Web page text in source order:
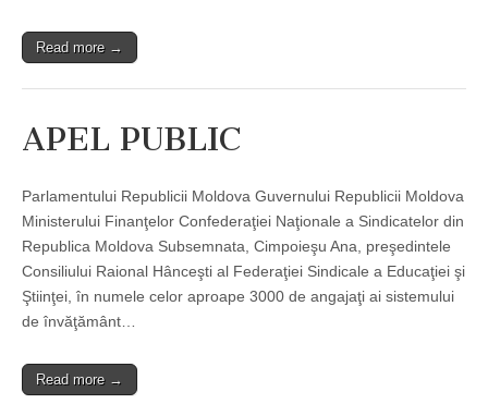
Read more →
APEL PUBLIC
Parlamentului Republicii Moldova Guvernului Republicii Moldova
Ministerului Finanţelor Confederaţiei Naţionale a Sindicatelor din
Republica Moldova Subsemnata, Cimpoieşu Ana, preşedintele
Consiliului Raional Hânceşti al Federaţiei Sindicale a Educaţiei şi
Ştiinţei, în numele celor aproape 3000 de angajaţi ai sistemului
de învăţământ…
Read more →